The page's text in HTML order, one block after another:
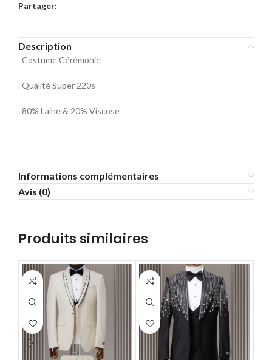
Sélectionnez la taille pour le produit
Costume Cérémonie 01
Taille Costume
46
70 72
Partager:
Description
. Costume Cérémonie
. Qualité Super 220s
. 80% Laine & 20% Viscose
Informations complémentaires
Avis (0)
Produits similaires